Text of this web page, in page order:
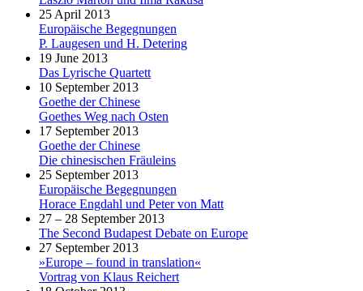
25 April 2013
Europäische Begegnungen
P. Laugesen und H. Detering
19 June 2013
Das Lyrische Quartett
10 September 2013
Goethe der Chinese
Goethes Weg nach Osten
17 September 2013
Goethe der Chinese
Die chinesischen Fräuleins
25 September 2013
Europäische Begegnungen
Horace Engdahl und Peter von Matt
27 – 28 September 2013
The Second Budapest Debate on Europe
27 September 2013
»Europe – found in translation«
Vortrag von Klaus Reichert